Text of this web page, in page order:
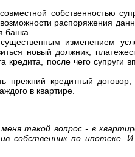
собственностью
распоряжения
банка.
изменением
новый должник,
кредита, после чего супруги
прежний кредитный
в квартире.
такой вопрос - в
собственник по ипотеке. И